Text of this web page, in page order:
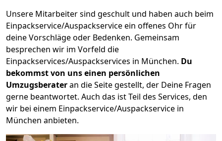
Unsere Mitarbeiter sind geschult und haben auch beim
Einpackservice/Auspackservice ein offenes Ohr für
deine Vorschläge oder Bedenken. Gemeinsam
besprechen wir im Vorfeld die
Einpackservices/Auspackservices in München. Du
bekommst von uns einen persönlichen
Umzugsberateran die Seite gestellt, der Deine Fragen
gerne beantwortet. Auch das ist Teil des Services, den
wir bei einem Einpackservice/Auspackservice in
München anbieten.